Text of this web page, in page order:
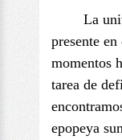
La
presente
momentos
tarea de
epopeya